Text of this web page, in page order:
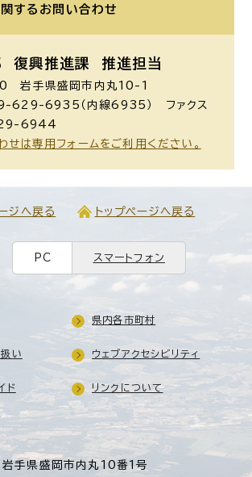
する お問い合わせ
復興推進課 推進担当
岩手県盛岡市内丸10-1
629-6935（内線6935） ファクス
6944
せは専用フォームをご利用ください。
ジへ戻る トップページへ戻る
PC スマートフォン
県盛岡市内丸10番1号
県内各市町村
い ウェブアクセシビリティ
ド リンクについて